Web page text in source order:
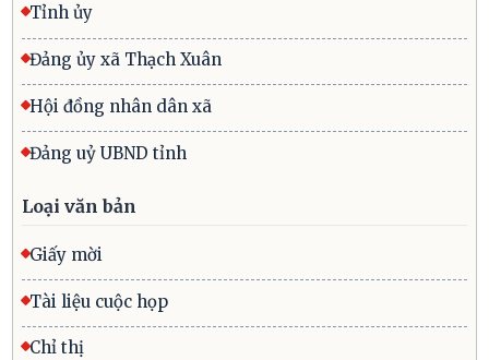
Tỉnh ủy
Đảng ủy xã Thạch Xuân
Hội đồng nhân dân xã
Đảng uỷ UBND tỉnh
Loại văn bản
Giấy mời
Tài liệu cuộc họp
Chỉ thị